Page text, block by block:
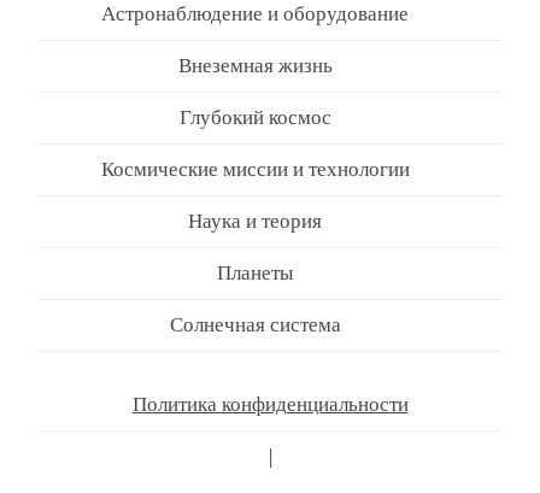
Астронаблюдение и оборудование
Внеземная жизнь
Глубокий космос
Космические миссии и технологии
Наука и теория
Планеты
Солнечная система
Политика конфиденциальности
|